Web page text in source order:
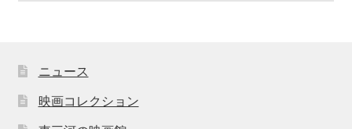
ニュース
映画コレクション